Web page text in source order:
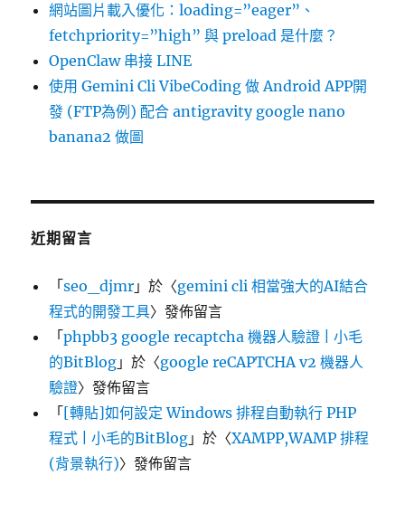
網站圖片載入優化：loading=”eager”、
fetchpriority=”high” 與 preload 是什麼？
OpenClaw 串接 LINE
使用 Gemini Cli VibeCoding 做 Android APP開
發 (FTP為例) 配合 antigravity google nano
banana2 做圖
近期留言
「seo_djmr 」於〈gemini cli 相當強大的AI結合
程式的開發工具〉發佈留言
「phpbb3 google recaptcha 機器人驗證 | 小毛
的BitBlog 」於〈google reCAPTCHA v2 機器人
驗證〉發佈留言
「[轉貼]如何設定 Windows 排程自動執行 PHP
程式 | 小毛的BitBlog 」於〈XAMPP,WAMP 排程
(背景執行)〉發佈留言